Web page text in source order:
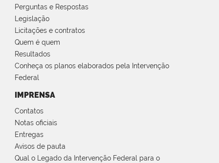
Perguntas e Respostas
Legislação
Licitações e contratos
Quem é quem
Resultados
Conheça os planos elaborados pela Intervenção
Federal
IMPRENSA
Contatos
Notas oficiais
Entregas
Avisos de pauta
Qual o Legado da Intervenção Federal para o